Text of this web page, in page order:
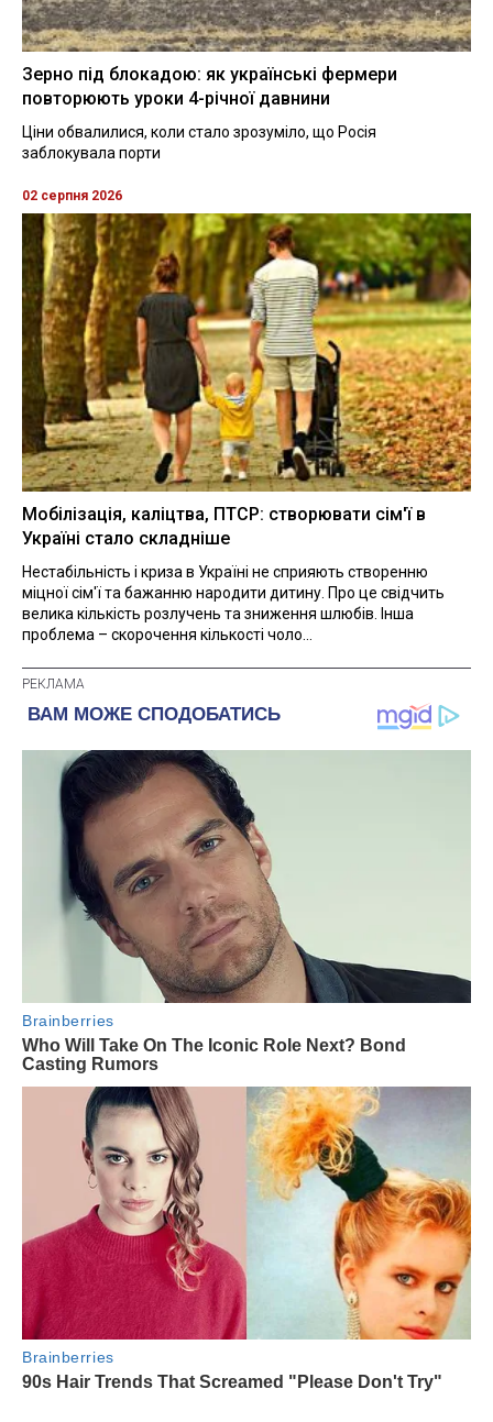
Зерно під блокадою: як українські фермери
повторюють уроки 4-річної давнини
Ціни обвалилися, коли стало зрозуміло, що Росія
заблокувала порти
02 серпня 2026
Мобілізація, каліцтва, ПТСР: створювати сім'ї в
Україні стало складніше
Нестабільність і криза в Україні не сприяють створенню
міцної сім'ї та бажанню народити дитину. Про це свідчить
велика кількість розлучень та зниження шлюбів. Інша
проблема – скорочення кількості чоло...